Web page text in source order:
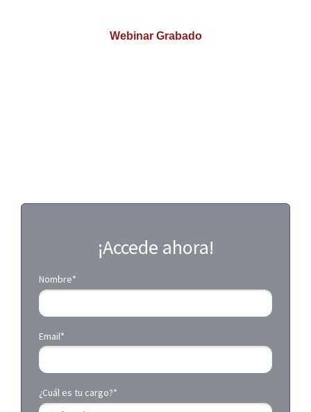
Webinar Grabado_
¡Accede ahora!
Nombre*
Email*
¿Cuál es tu cargo?*